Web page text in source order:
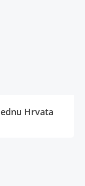
Hrvata